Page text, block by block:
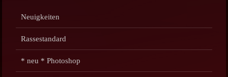
Neuigkeiten
Rassestandard
* neu * Photoshop